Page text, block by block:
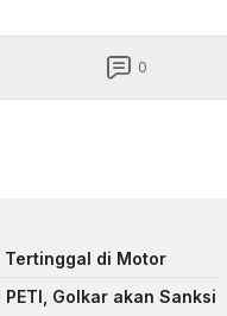
0
Tertinggal di Motor
Golkar akan Sanksi